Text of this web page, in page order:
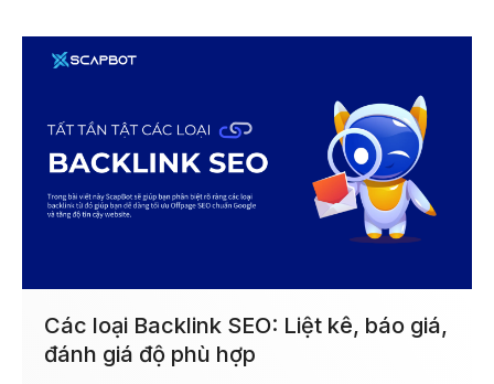
Các loại Backlink SEO: Liệt kê, báo giá,
đánh giá độ phù hợp